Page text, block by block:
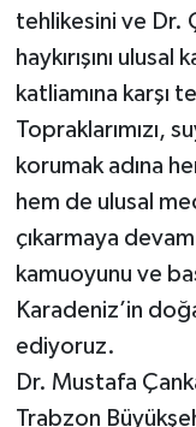
tehlikesini ve Dr.
haykırışını
katliamına karşı
Topraklarımızı,
korumak adına
hem de ulusal
çıkarmaya
kamuoyunu ve
Karadeniz’in
ediyoruz.
Dr. Mustafa
Trabzon